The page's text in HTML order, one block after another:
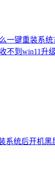
一键重装系
不到win11升
系统后开机黑